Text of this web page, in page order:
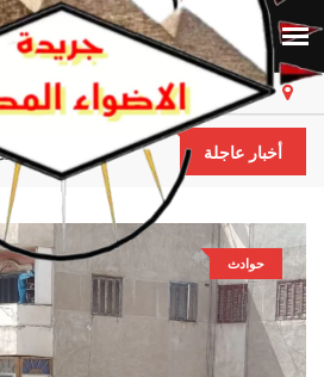
مصر الأحد، ٩ أغسطس ٢٠٢٦
أخبار عاجلةالحمادي:* *الحِمْيَةُ
حوادث